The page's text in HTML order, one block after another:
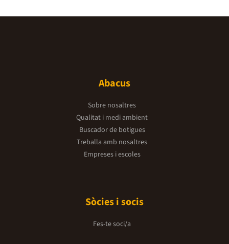
Abacus
Sobre nosaltres
Qualitat i medi ambient
Buscador de botigues
Treballa amb nosaltres
Empreses i escoles
Sòcies i socis
Fes-te soci/a